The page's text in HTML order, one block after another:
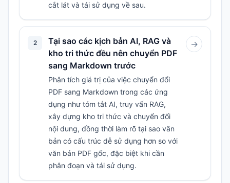
cắt lát và tái sử dụng về sau.
2
Tại sao các kịch bản AI, RAG và
kho tri thức đều nên chuyển PDF
sang Markdown trước
Phân tích giá trị của việc chuyển đổi
PDF sang Markdown trong các ứng
dụng như tóm tắt AI, truy vấn RAG,
xây dựng kho tri thức và chuyển đổi
nội dung, đồng thời làm rõ tại sao văn
bản có cấu trúc dễ sử dụng hơn so với
văn bản PDF gốc, đặc biệt khi cần
phân đoạn và tái sử dụng.
→